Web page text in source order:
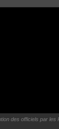
des officiels par les